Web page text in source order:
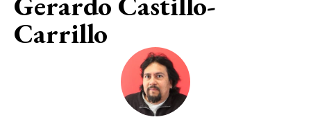
Carrillo